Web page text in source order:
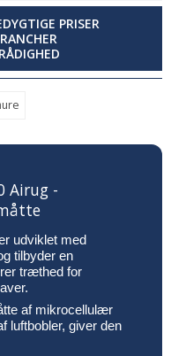
PRISER
Airug -
udviklet med
tilbyder en
træthed for
af mikrocellulær
luftbobler, giver den